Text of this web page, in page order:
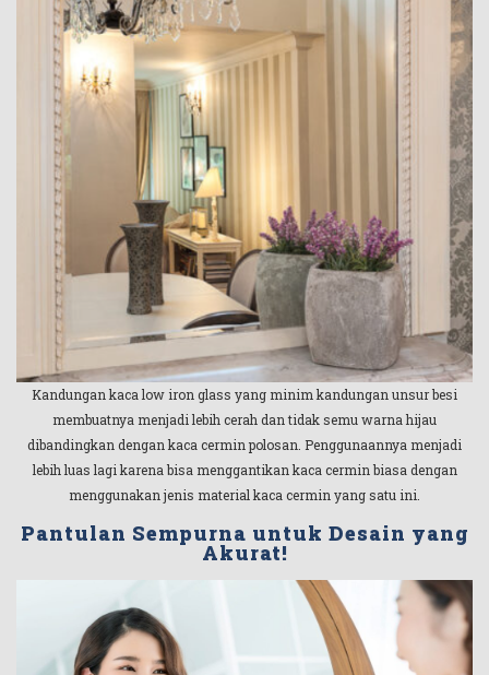
Kandungan kaca low iron glass yang minim kandungan unsur besi
membuatnya menjadi lebih cerah dan tidak semu warna hijau
dibandingkan dengan kaca cermin polosan. Penggunaannya menjadi
lebih luas lagi karena bisa menggantikan kaca cermin biasa dengan
menggunakan jenis material kaca cermin yang satu ini.
Pantulan Sempurna untuk Desain yang
Akurat!